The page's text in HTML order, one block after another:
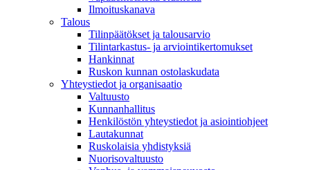
Ilmoituskanava
Talous
Tilinpäätökset ja talousarvio
Tilintarkastus- ja arviointikertomukset
Hankinnat
Ruskon kunnan ostolaskudata
Yhteystiedot ja organisaatio
Valtuusto
Kunnanhallitus
Henkilöstön yhteystiedot ja asiointiohjeet
Lautakunnat
Ruskolaisia yhdistyksiä
Nuorisovaltuusto